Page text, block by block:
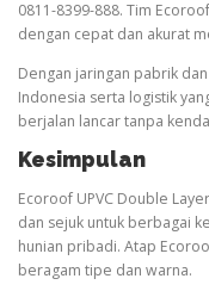
0811-8399-888. Tim
dengan cepat dan akurat
Dengan jaringan pabrik
Indonesia serta logistik
berjalan lancar tanpa
Kesimpulan
Ecoroof UPVC Double
dan sejuk untuk berbagai
hunian pribadi. Atap
beragam tipe dan warna.